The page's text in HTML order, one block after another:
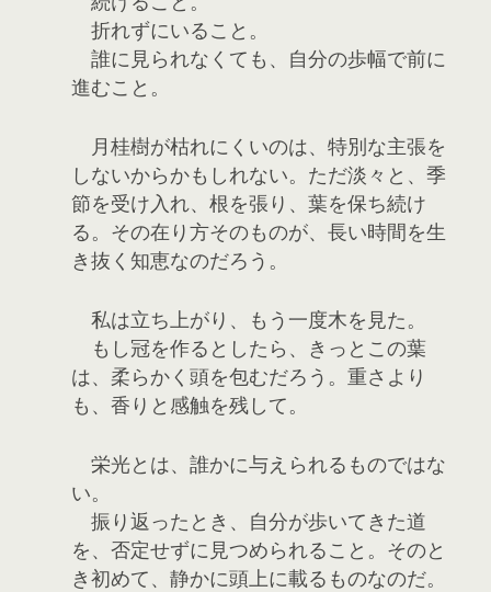
折れずにいること。
誰に見られなくても、自分の歩幅で前に
進むこと。
月桂樹が枯れにくいのは、特別な主張を
しないからかもしれない。ただ淡々と、季
節を受け入れ、根を張り、葉を保ち続け
る。その在り方そのものが、長い時間を生
き抜く知恵なのだろう。
私は立ち上がり、もう一度木を見た。
もし冠を作るとしたら、きっとこの葉
は、柔らかく頭を包むだろう。重さより
も、香りと感触を残して。
栄光とは、誰かに与えられるものではな
い。
振り返ったとき、自分が歩いてきた道
を、否定せずに見つめられること。そのと
き初めて、静かに頭上に載るものなのだ。